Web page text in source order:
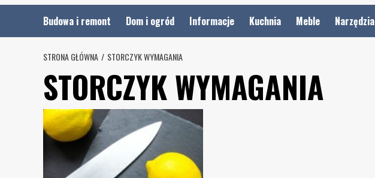
Budowa i remont Dom i ogród Informacje Kuchnia Meble Narzędzia
STRONA GŁÓWNA STORCZYK WYMAGANIA
STORCZYK WYMAGANIA